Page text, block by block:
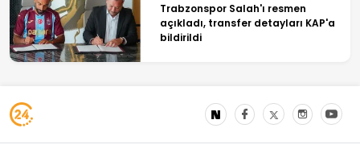
Trabzonspor Salah'ı resmen
açıkladı, transfer detayları KAP'a
bildirildi